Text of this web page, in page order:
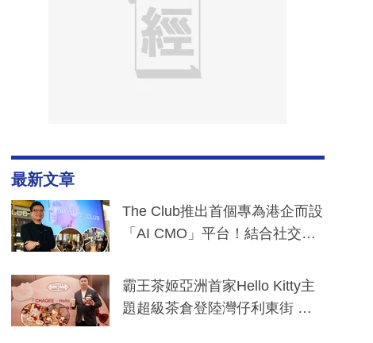
最新文章
The Club推出首個專為港企而設
「AI CMO」平台！結合社交聆
分鐘生成「貼地」宣傳短片
霸王茶姬亞洲首家Hello Kitty主
題超級茶倉登陸灣仔利東街 推